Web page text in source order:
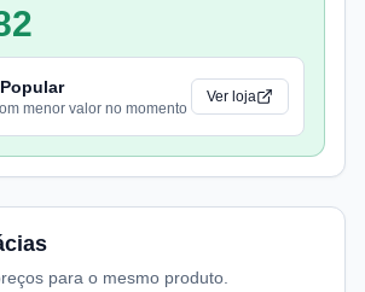
menor valor no momento
Ver loja
para o mesmo produto.